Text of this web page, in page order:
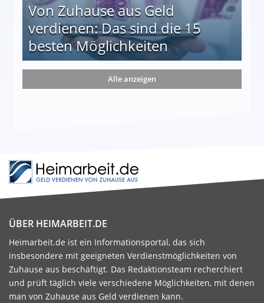
Von Zuhause aus Geld
verdienen: Das sind die 15
besten Möglichkeiten
die 15 besten Möglichkeiten
Alle anzeigen
ÜBER HEIMARBEIT.DE
Heimarbeit.de ist ein Informationsportal, das sich
insbesondere mit geeigneten Verdienstmöglichkeiten von
Zuhause aus beschäftigt. Das Redaktionsteam recherchiert
und prüft täglich viele verschiedene Möglichkeiten, mit denen
man von Zuhause aus Geld verdienen kann.